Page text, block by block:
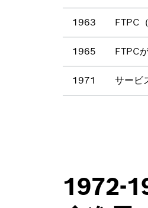
1963 FTPC
1965 FTPC
1971 サービ
1972-